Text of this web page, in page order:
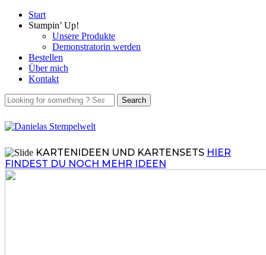
Start
Stampin’ Up!
Unsere Produkte
Demonstratorin werden
Bestellen
Über mich
Kontakt
KARTENIDEEN UND KARTENSETS HIER
FINDEST DU NOCH MEHR IDEEN